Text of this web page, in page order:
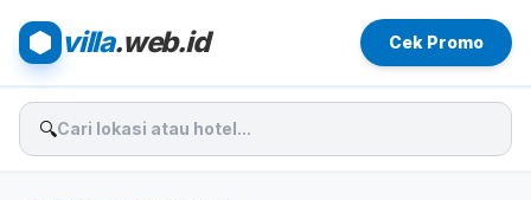
villa.web.id Cek Promo
🔍